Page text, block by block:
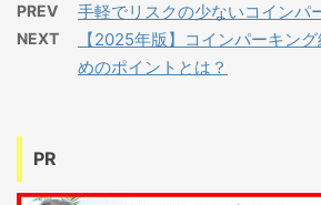
PREV 手軽でリスクの少ないコインパ
NEXT
【2025年版】コインパーキン
めのポイントとは？
PR